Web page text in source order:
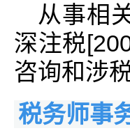
从事相
深注税
咨询和涉
税务师事